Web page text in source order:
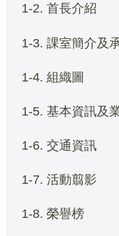
1-2. 首長介紹
1-3. 課室簡介及
1-4. 組織圖
1-5. 基本資訊及
1-6. 交通資訊
1-7. 活動翦影
1-8. 榮譽榜